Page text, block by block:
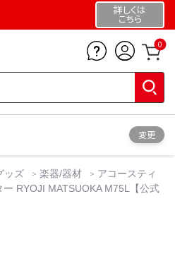
詳しくは
こちら
0
変更
ッズ 楽器/器材
アコースティ
ー RYOJI MATSUOKA M75L【公式